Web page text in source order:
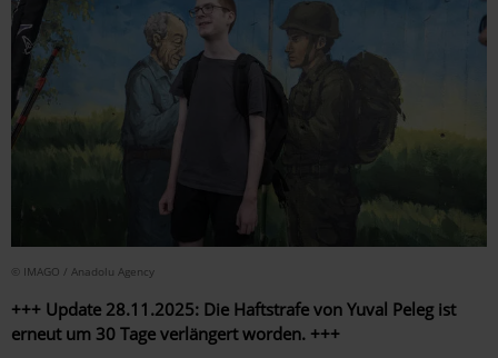
© IMAGO / Anadolu Agency
+++ Update 28.11.2025: Die Haftstrafe von Yuval Peleg ist
erneut um 30 Tage verlängert worden. +++